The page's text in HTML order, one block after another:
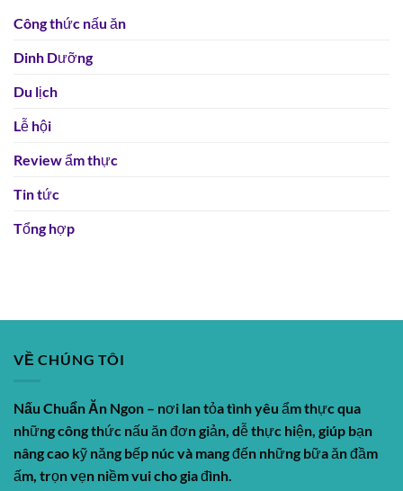
Công thức nấu ăn
Dinh Dưỡng
Du lịch
Lễ hội
Review ẩm thực
Tin tức
Tổng hợp
VỀ CHÚNG TÔI
Nấu Chuẩn Ăn Ngon – nơi lan tỏa tình yêu ẩm thực qua
những công thức nấu ăn đơn giản, dễ thực hiện, giúp bạn
nâng cao kỹ năng bếp núc và mang đến những bữa ăn đầm
ấm, trọn vẹn niềm vui cho gia đình.